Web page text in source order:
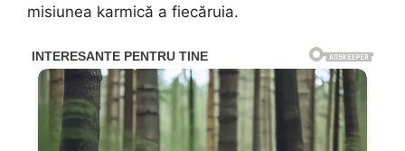
misiunea karmică a fiecăruia.